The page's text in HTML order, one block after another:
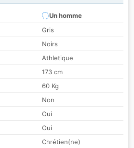
Un homme
Gris
Noirs
Athletique
173 cm
60 Kg
Non
Oui
Oui
Chrétien(ne)